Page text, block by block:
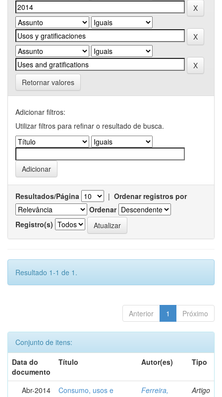
Retornar valores
Adicionar filtros:
Utilizar filtros para refinar o resultado de busca.
Resultados/Página | Ordenar registros por
Ordenar
Registro(s)
Resultado 1-1 de 1.
Anterior 1 Próximo
Conjunto de itens:
Data do
documento
Título Autor(es) Tipo
Abr-2014
Consumo, usos e
Ferreira,
Artigo